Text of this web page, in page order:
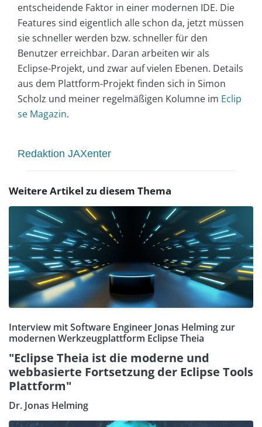
entscheidende Faktor in einer modernen IDE. Die
Features sind eigentlich alle schon da, jetzt müssen
sie schneller werden bzw. schneller für den
Benutzer erreichbar. Daran arbeiten wir als
Eclipse-Projekt, und zwar auf vielen Ebenen. Details
aus dem Plattform-Projekt finden sich in Simon
Scholz und meiner regelmäßigen Kolumne im Eclip
se Magazin.
Redaktion JAXenter
Weitere Artikel zu diesem Thema
Interview mit Software Engineer Jonas Helming zur
modernen Werkzeugplattform Eclipse Theia
"Eclipse Theia ist die moderne und
webbasierte Fortsetzung der Eclipse Tools
Plattform"
Dr. Jonas Helming